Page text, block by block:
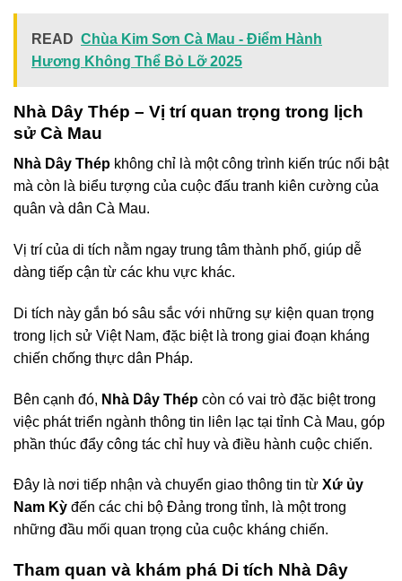
READ Chùa Kim Sơn Cà Mau - Điểm Hành
Hương Không Thể Bỏ Lỡ 2025
Nhà Dây Thép – Vị trí quan trọng trong lịch
sử Cà Mau
Nhà Dây Thép không chỉ là một công trình kiến trúc nổi bật
mà còn là biểu tượng của cuộc đấu tranh kiên cường của
quân và dân Cà Mau.
Vị trí của di tích nằm ngay trung tâm thành phố, giúp dễ
dàng tiếp cận từ các khu vực khác.
Di tích này gắn bó sâu sắc với những sự kiện quan trọng
trong lịch sử Việt Nam, đặc biệt là trong giai đoạn kháng
chiến chống thực dân Pháp.
Bên cạnh đó, Nhà Dây Thép còn có vai trò đặc biệt trong
việc phát triển ngành thông tin liên lạc tại tỉnh Cà Mau, góp
phần thúc đẩy công tác chỉ huy và điều hành cuộc chiến.
Đây là nơi tiếp nhận và chuyển giao thông tin từ Xứ ủy
Nam Kỳ đến các chi bộ Đảng trong tỉnh, là một trong
những đầu mối quan trọng của cuộc kháng chiến.
Tham quan và khám phá Di tích Nhà Dây